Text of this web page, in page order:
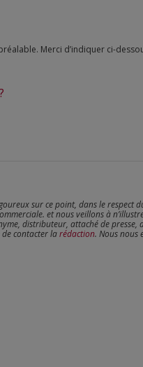
sur ce point, dans le
et nous veillons à
distributeur, attaché de
de contacter larédaction. Nous nous